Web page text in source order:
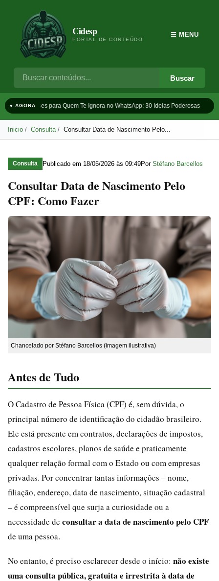
Cidesp
PORTAL DE CONTEÚDO
Buscar
☰ MENU
● AGORAFrases para Quem Te Ignora no WhatsApp: 30 Ideias Poderosas
Inicio Consulta Consultar Data de Nascimento Pelo...
Consulta Publicado em 18/05/2026 às 09:49Por Stéfano Barcellos
Consultar Data de Nascimento Pelo
CPF: Como Fazer
Chancelado por Stéfano Barcellos (imagem ilustrativa)
Antes de Tudo
O Cadastro de Pessoa Física (CPF) é, sem dúvida, o
principal número de identificação do cidadão brasileiro.
Ele está presente em contratos, declarações de impostos,
cadastros escolares, planos de saúde e praticamente
qualquer relação formal com o Estado ou com empresas
privadas. Por concentrar tantas informações – nome,
filiação, endereço, data de nascimento, situação cadastral
– é compreensível que surja a curiosidade ou a
necessidade de consultar a data de nascimento pelo CPF
de uma pessoa.
No entanto, é preciso esclarecer desde o início: não existe
uma consulta pública, gratuita e irrestrita à data de